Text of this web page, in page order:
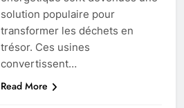
solution populaire pour
transformer les déchets en
trésor. Ces usines
convertissent…
Read More